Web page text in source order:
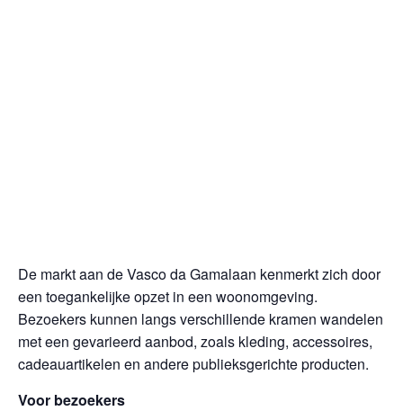
De markt aan de Vasco da Gamalaan kenmerkt zich door
een toegankelijke opzet in een woonomgeving.
Bezoekers kunnen langs verschillende kramen wandelen
met een gevarieerd aanbod, zoals kleding, accessoires,
cadeauartikelen en andere publieksgerichte producten.
Voor bezoekers